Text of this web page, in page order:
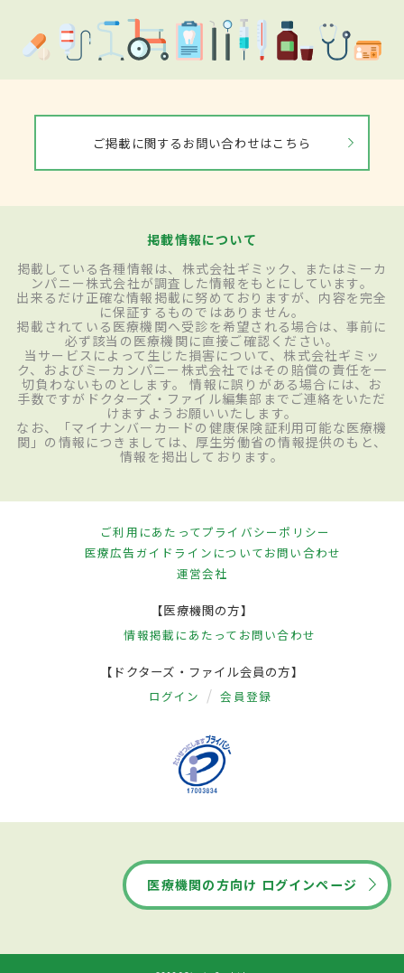
ご掲載に関するお問い合わせはこちら
掲載情報について
掲載している各種情報は、株式会社ギミック、またはミーカ
ンパニー株式会社が調査した情報をもとにしています。
出来るだけ正確な情報掲載に努めておりますが、内容を完全
に保証するものではありません。
掲載されている医療機関へ受診を希望される場合は、事前に
必ず該当の医療機関に直接ご確認ください。
当サービスによって生じた損害について、株式会社ギミッ
ク、およびミーカンパニー株式会社ではその賠償の責任を一
切負わないものとします。 情報に誤りがある場合には、お
手数ですがドクターズ・ファイル編集部までご連絡をいただ
けますようお願いいたします。
なお、「マイナンバーカードの健康保険証利用可能な医療機
関」の情報につきましては、厚生労働省の情報提供のもと、
情報を掲出しております。
ご利用にあたってプライバシーポリシー
医療広告ガイドラインについてお問い合わせ
運営会社
【医療機関の方】
情報掲載にあたって お問い合わせ
【ドクターズ・ファイル会員の方】
ログイン 会員登録
医療機関の方向け ログインページ